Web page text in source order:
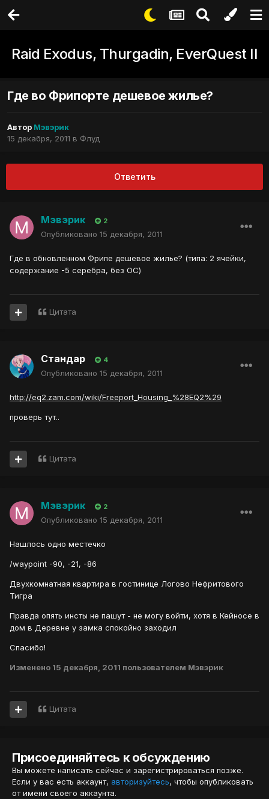
Raid Exodus, Thurgadin, EverQuest II
Где во Фрипорте дешевое жилье?
Автор Мэвэрик
15 декабря, 2011 в Флуд
Ответить
Мэвэрик 2
Опубликовано 15 декабря, 2011
Где в обновленном Фрипе дешевое жилье? (типа: 2 ячейки,
содержание -5 серебра, без ОС)
Цитата
Стандар 4
Опубликовано 15 декабря, 2011
http://eq2.zam.com/wiki/Freeport_Housing_%28EQ2%29
проверь тут..
Цитата
Мэвэрик 2
Опубликовано 15 декабря, 2011
Нашлось одно местечко
/waypoint -90, -21, -86
Двухкомнатная квартира в гостинице Логово Нефритового
Тигра
Правда опять инсты не пашут - не могу войти, хотя в Кейносе в
дом в Деревне у замка спокойно заходил
Спасибо!
Изменено 15 декабря, 2011 пользователем Мэвэрик
Цитата
Присоединяйтесь к обсуждению
Вы можете написать сейчас и зарегистрироваться позже.
Если у вас есть аккаунт, авторизуйтесь, чтобы опубликовать
от имени своего аккаунта.